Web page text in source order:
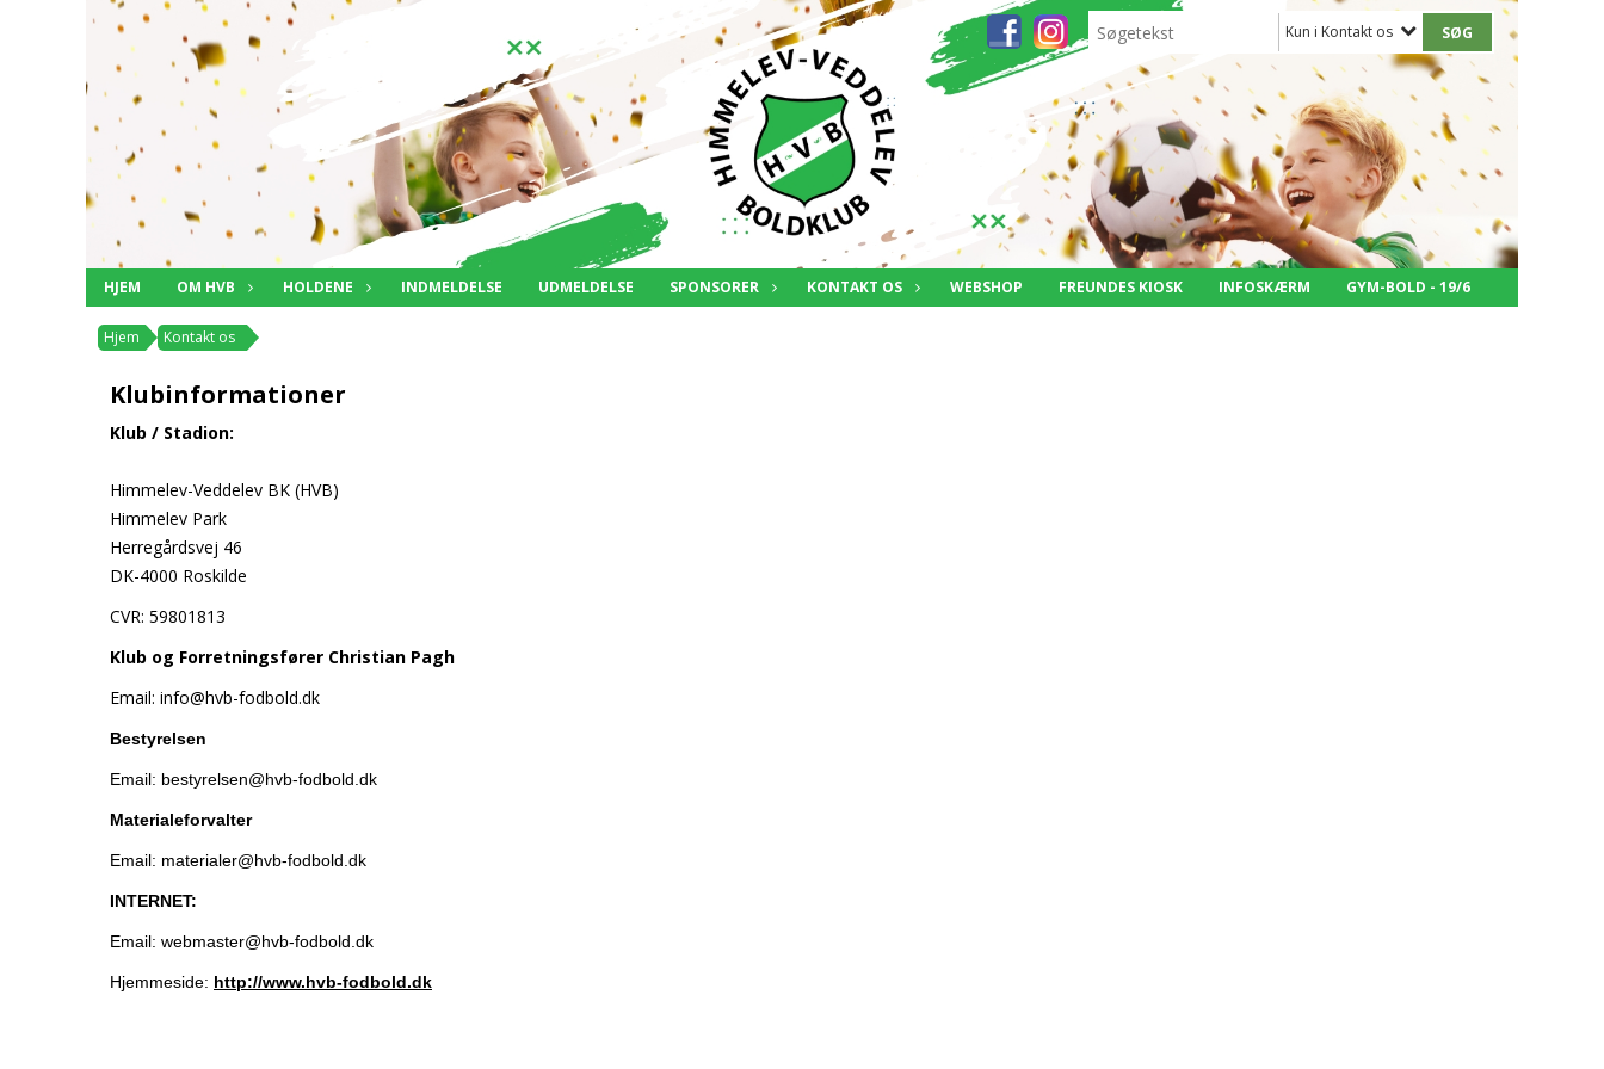
Kun i Kontakt os
HJEM OM HVB HOLDENE INDMELDELSE UDMELDELSE SPONSORER KONTAKT OS WEBSHOP FREUNDES KIOSK INFOSKÆRM GYM-BOLD - 19/6
Hjem Kontakt os
Klubinformationer
Klub / Stadion:
Himmelev-Veddelev BK (HVB)
Himmelev Park
Herregårdsvej 46
DK-4000 Roskilde
CVR: 59801813
Klub og Forretningsfører Christian Pagh
Email: info@hvb-fodbold.dk
Bestyrelsen
Email: bestyrelsen@hvb-fodbold.dk
Materialeforvalter
Email: materialer@hvb-fodbold.dk
INTERNET:
Email: webmaster@hvb-fodbold.dk
Hjemmeside: http://www.hvb-fodbold.dk